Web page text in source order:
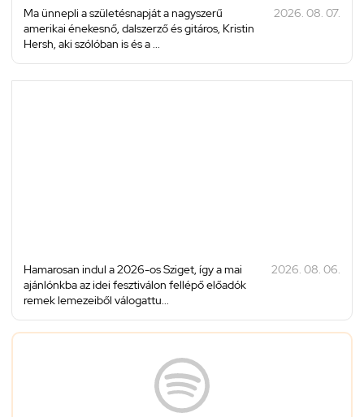
Ma ünnepli a születésnapját a nagyszerű
amerikai énekesnő, dalszerző és gitáros, Kristin
Hersh, aki szólóban is és a ...
2026. 08. 07.
Hamarosan indul a 2026-os Sziget, így a mai
ajánlónkba az idei fesztiválon fellépő előadók
remek lemezeiből válogattu...
2026. 08. 06.